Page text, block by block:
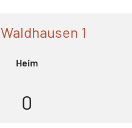
1
Heim
0